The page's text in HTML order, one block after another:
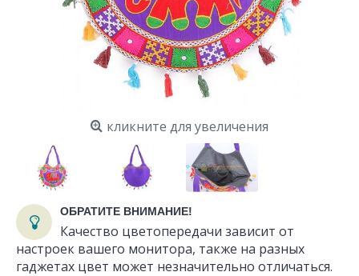
кликните для увеличения
ОБРАТИТЕ ВНИМАНИЕ!
Качество цветопередачи зависит от
настроек вашего монитора, также на разных
гаджетах цвет может незначительно отличаться.